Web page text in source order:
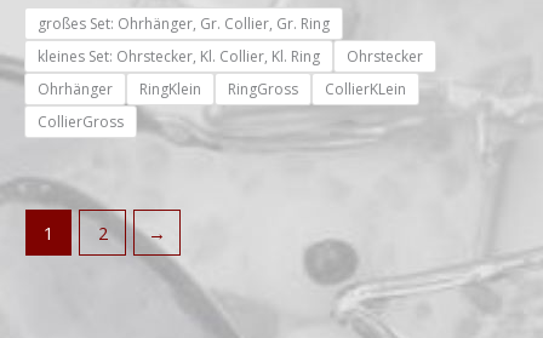
großes Set: Ohrhänger, Gr. Collier, Gr. Ring
kleines Set: Ohrstecker, Kl. Collier, Kl. Ring
Ohrstecker
Ohrhänger
RingKlein RingGross
CollierKLein
CollierGross
1 2 →